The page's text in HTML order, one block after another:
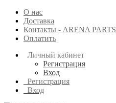
О нас
Доставка
Контакты - ARENA PARTS
Оплатить
Личный кабинет
Регистрация
Вход
Регистрация
Вход